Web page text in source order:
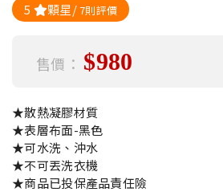
5
顆星/7則評價
售價： $980
★散熱凝膠材質
★表層布面-黑色
★可水洗、沖水
★不可丟洗衣機
★商品已投保產品責任險